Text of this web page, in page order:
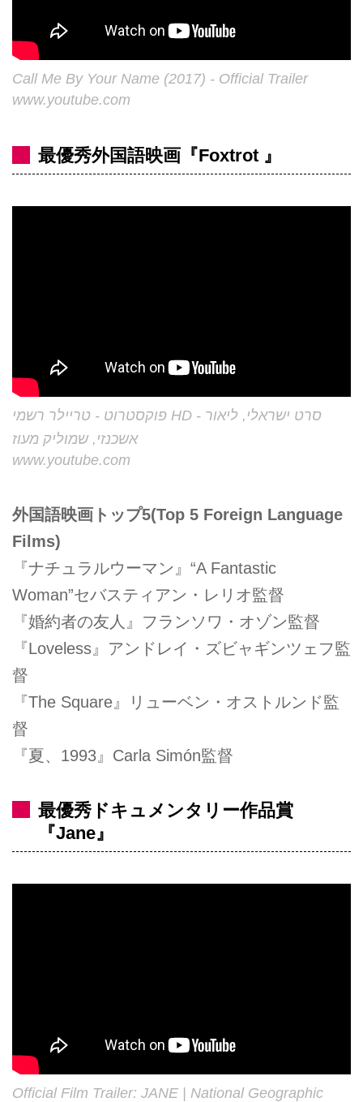
Call Me By Your Name (2017) - Official Trailer
www.youtube.com
最優秀外国語映画『Foxtrot 』
פוקסטרוט - טריילר רשמי HD - סרט ישראלי, ליאור
אשכנזי, שמוליק מעוז
www.youtube.com
外国語映画トップ5(Top 5 Foreign Language
Films)
『ナチュラルウーマン』“A Fantastic
Woman”セバスティアン・レリオ監督
『婚約者の友人』フランソワ・オゾン監督
『Loveless』アンドレイ・ズビャギンツェフ監
督
『The Square』リューベン・オストルンド監
督
『夏、1993』Carla Simón監督
最優秀ドキュメンタリー作品賞
『Jane』
Official Film Trailer: JANE | National Geographic